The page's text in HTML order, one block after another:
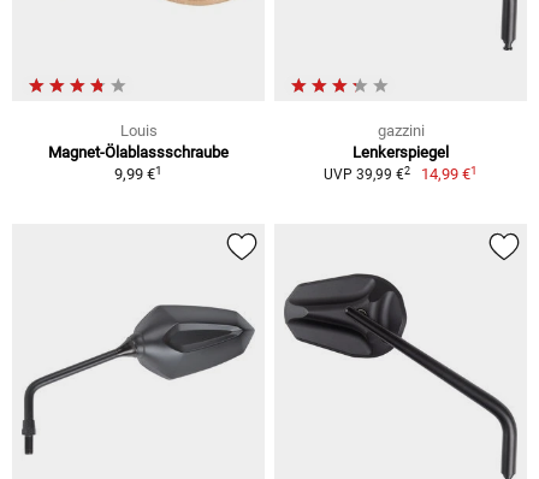
Louis
Magnet-Ölablassschraube
9,99 €1
gazzini
Lenkerspiegel
UVP 39,99 €2 14,99 €1